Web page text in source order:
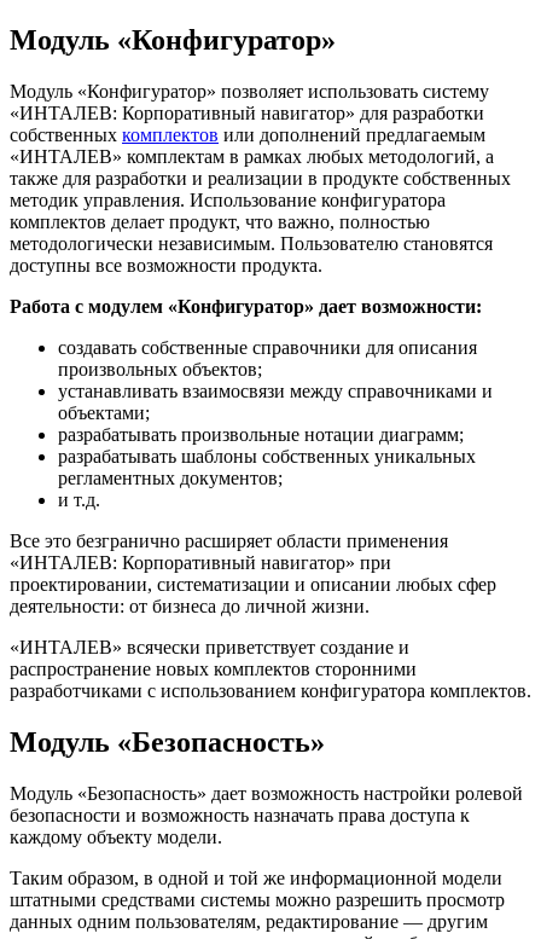
Модуль «Конфигуратор»
Модуль «Конфигуратор» позволяет использовать систему
«ИНТАЛЕВ: Корпоративный навигатор» для разработки
собственных комплектов или дополнений предлагаемым
«ИНТАЛЕВ» комплектам в рамках любых методологий, а
также для разработки и реализации в продукте собственных
методик управления. Использование конфигуратора
комплектов делает продукт, что важно, полностью
методологически независимым. Пользователю становятся
доступны все возможности продукта.
Работа с модулем «Конфигуратор» дает возможности:
создавать собственные справочники для описания
произвольных объектов;
устанавливать взаимосвязи между справочниками и
объектами;
разрабатывать произвольные нотации диаграмм;
разрабатывать шаблоны собственных уникальных
регламентных документов;
и т.д.
Все это безгранично расширяет области применения
«ИНТАЛЕВ: Корпоративный навигатор» при
проектировании, систематизации и описании любых сфер
деятельности: от бизнеса до личной жизни.
«ИНТАЛЕВ» всячески приветствует создание и
распространение новых комплектов сторонними
разработчиками с использованием конфигуратора комплектов.
Модуль «Безопасность»
Модуль «Безопасность» дает возможность настройки ролевой
безопасности и возможность назначать права доступа к
каждому объекту модели.
Таким образом, в одной и той же информационной модели
штатными средствами системы можно разрешить просмотр
данных одним пользователям, редактирование — другим